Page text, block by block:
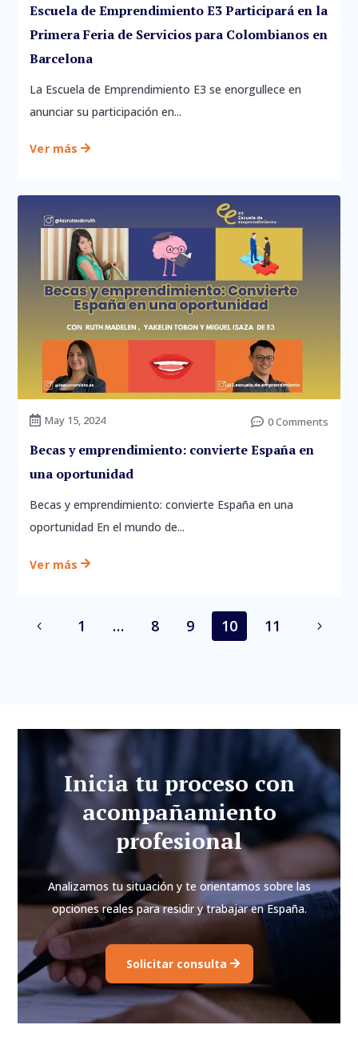
Escuela de Emprendimiento E3 Participará en la
Primera Feria de Servicios para Colombianos en
Barcelona
La Escuela de Emprendimiento E3 se enorgullece en
anunciar su participación en...
Ver más 
 May 15, 2024  0 Comments
Becas y emprendimiento: convierte España en
una oportunidad
Becas y emprendimiento: convierte España en una
oportunidad En el mundo de...
Ver más 
1 … 8 9 10 11
Inicia tu proceso con
acompañamiento
profesional
Analizamos tu situación y te orientamos sobre las
opciones reales para residir y trabajar en España.
Solicitar consulta